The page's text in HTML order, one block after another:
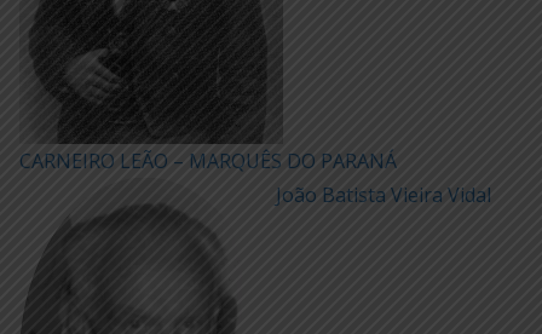
CARNEIRO LEÃO – MARQUÊS DO PARANÁ
João Batista Vieira Vidal